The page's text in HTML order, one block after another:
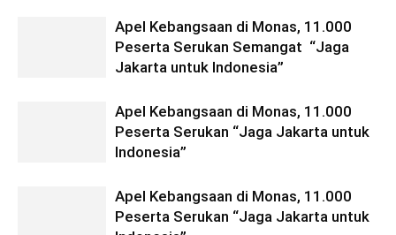
Apel Kebangsaan di Monas, 11.000
Peserta Serukan Semangat “Jaga
Jakarta untuk Indonesia”
Apel Kebangsaan di Monas, 11.000
Peserta Serukan “Jaga Jakarta untuk
Indonesia”
Apel Kebangsaan di Monas, 11.000
Peserta Serukan “Jaga Jakarta untuk